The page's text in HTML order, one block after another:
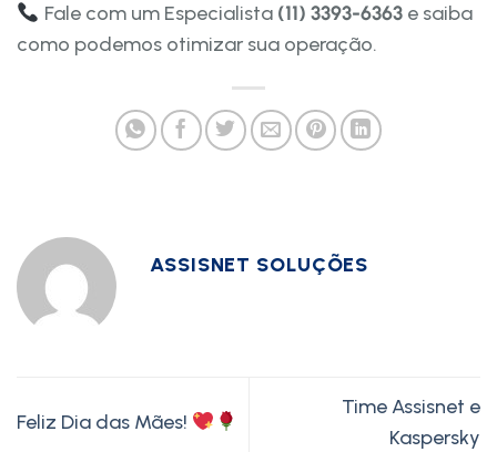
Fale com um Especialista (11) 3393-6363 e saiba
como podemos otimizar sua operação.
ASSISNET SOLUÇÕES
Feliz Dia das Mães!
Time Assisnet e
Kaspersky